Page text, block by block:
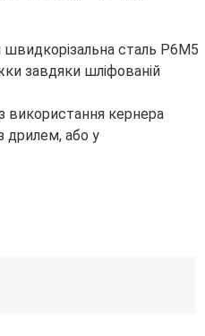
сталь Р6М5
завдяки шліфованій
використання кернера
дрилем, або у